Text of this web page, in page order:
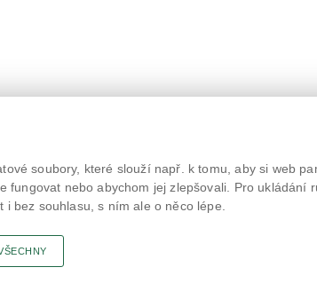
© Státní zemědělská a potravinářská inspekce 2026.
Květná 15, 603 00 Brno, epodatelna
szpi.gov.cz
ID datové schránky: avraiqg
Prohlášení o přístupnosti
soubory, které slouží např. k tomu, aby si web
fungovat nebo abychom jej zlepšovali. Pro ukládání
bez souhlasu, s ním ale o něco lépe.